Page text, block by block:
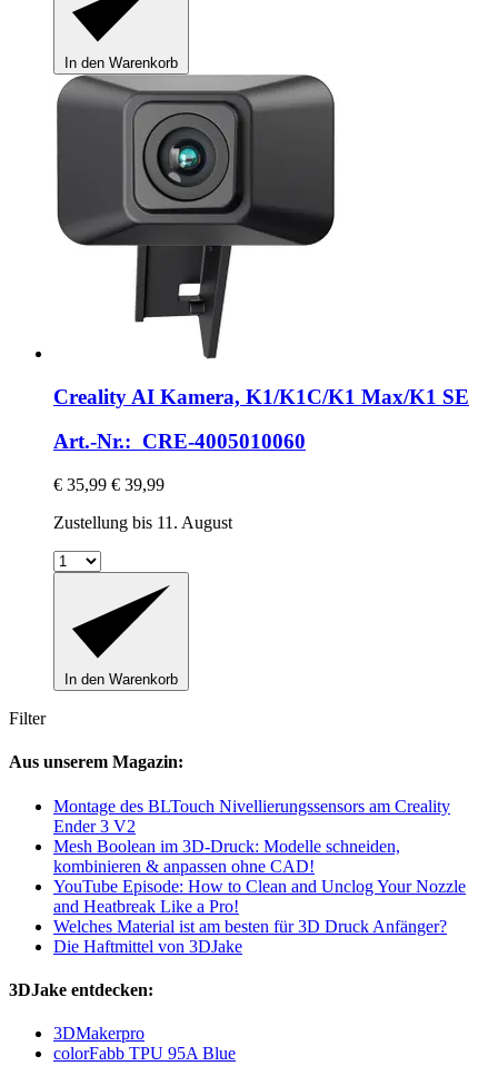
In den Warenkorb
Creality AI Kamera, K1/K1C/K1 Max/K1 SE
Art.-Nr.: CRE-4005010060
€ 35,99 € 39,99
Zustellung bis 11. August
In den Warenkorb
Filter
Aus unserem Magazin:
Montage des BLTouch Nivellierungssensors am Creality
Ender 3 V2
Mesh Boolean im 3D-Druck: Modelle schneiden,
kombinieren & anpassen ohne CAD!
YouTube Episode: How to Clean and Unclog Your Nozzle
and Heatbreak Like a Pro!
Welches Material ist am besten für 3D Druck Anfänger?
Die Haftmittel von 3DJake
3DJake entdecken:
3DMakerpro
colorFabb TPU 95A Blue